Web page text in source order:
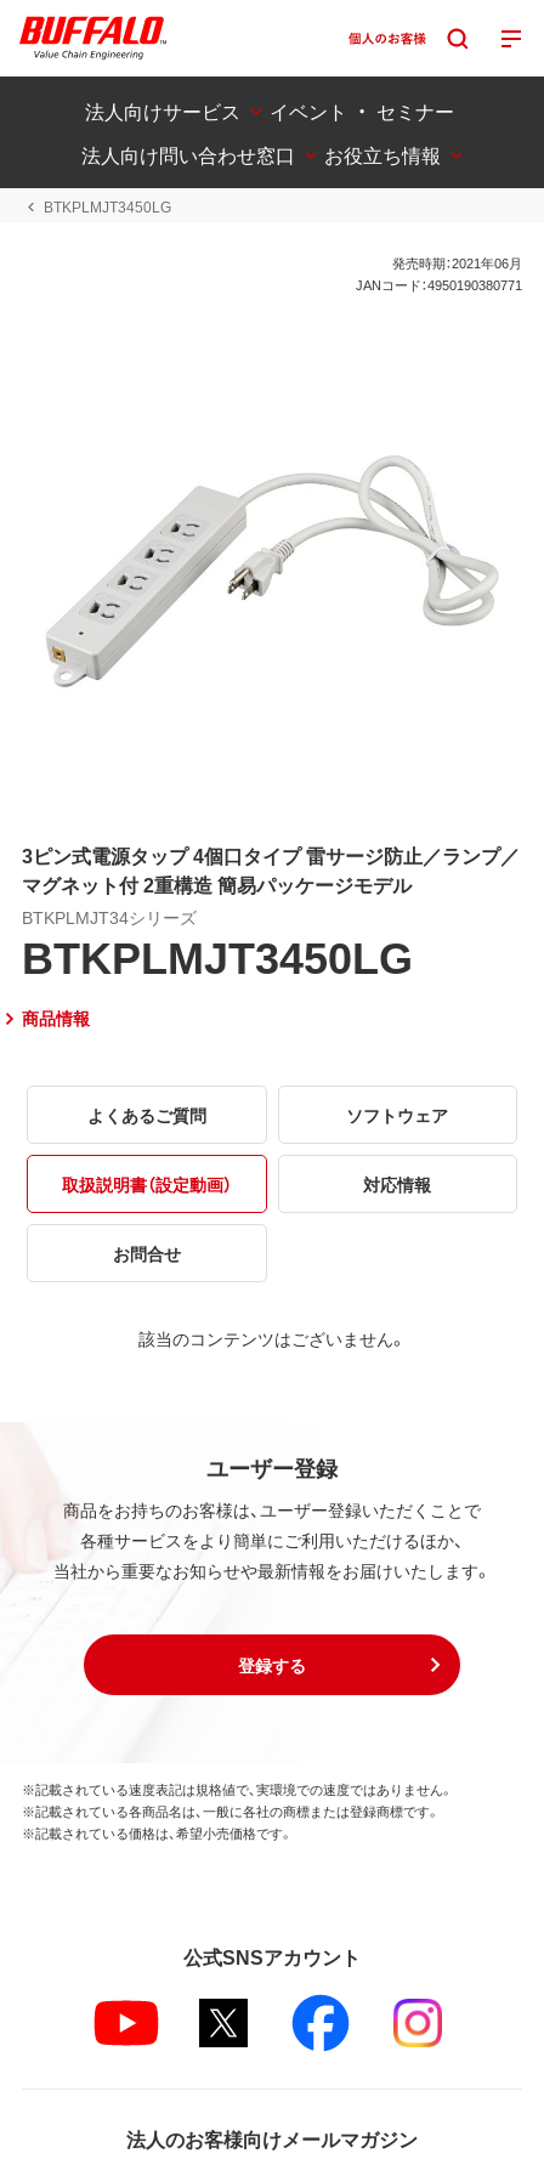
法人向けサービス
イベント ・ セミナー
法人向け問い合わせ窓口
お役立ち情報
BTKPLMJT3450LG
発売時期：2021年06月
JANコード：4950190380771
3ピン式電源タップ 4個口タイプ 雷サージ防止／ランプ／
マグネット付 2重構造 簡易パッケージモデル
BTKPLMJT34シリーズ
BTKPLMJT3450LG
商品情報
よくあるご質問 ソフトウェア
取扱説明書（設定動画） 対応情報
お問合せ
該当のコンテンツはございません。
ユーザー登録
商品をお持ちのお客様は、ユーザー登録いただくことで
各種サービスをより簡単にご利用いただけるほか、
当社から重要なお知らせや最新情報をお届けいたします。
登録する
※記載されている速度表記は規格値で、実環境での速度ではありません。
※記載されている各商品名は、一般に各社の商標または登録商標です。
※記載されている価格は、希望小売価格です。
公式SNSアカウント
法人のお客様向けメールマガジン